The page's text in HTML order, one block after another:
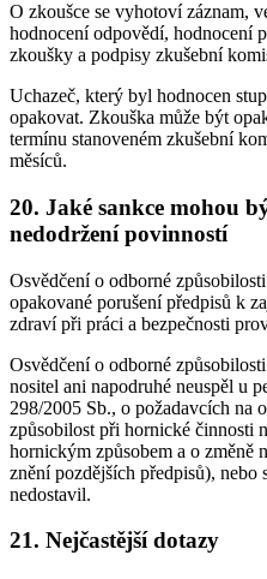
O zkoušce se vyhotoví záznam,
hodnocení odpovědí, hodnocení
zkoušky a podpisy zkušební
Uchazeč, který byl hodnocen
opakovat. Zkouška může být
termínu stanoveném zkušební
měsíců.
20. Jaké sankce mohou
nedodržení povinností
Osvědčení o odborné
opakované porušení předpisů k
zdraví při práci a bezpečnosti
Osvědčení o odborné
nositel ani napodruhé neuspěl u
298/2005 Sb., o požadavcích na
způsobilost při hornické činnosti
hornickým způsobem a o změně
znění pozdějších předpisů), nebo
nedostavil.
21. Nejčastější dotazy